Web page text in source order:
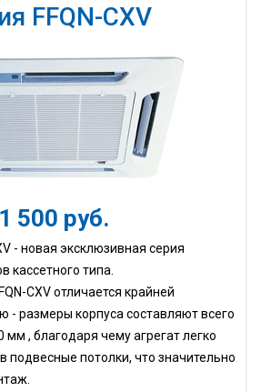
FFQN-CXV
500 руб.
- новая эксклюзивная серия
кассетного типа.
CXV отличается крайней
- размеры корпуса составляют всего
мм , благодаря чему агрегат легко
подвесные потолки, что значительно